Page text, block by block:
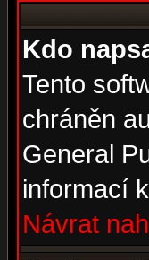
Kdo
Tento
chráněn
General
informací
Návrat